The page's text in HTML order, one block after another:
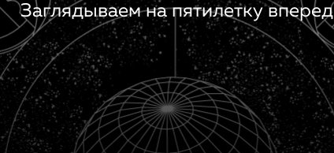
Заглядываем на пятилетку вперед